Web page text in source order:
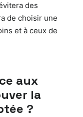
des
de choisir une
et à ceux de
aux
la
?